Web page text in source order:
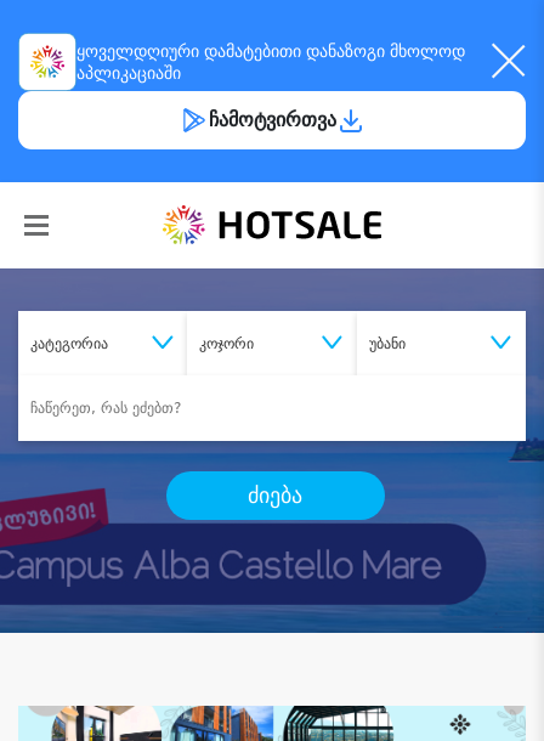
ყოველდღიური დამატებითი დანაზოგი მხოლოდ
აპლიკაციაში
ჩამოტვირთვა
კატეგორია კოჯორი უბანი
ძიება